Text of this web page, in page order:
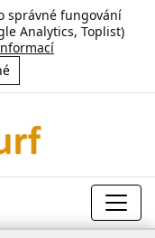
správné fungování
Analytics, Toplist)